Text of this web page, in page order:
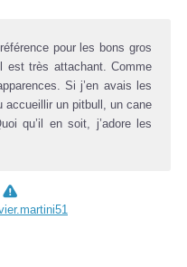
éférence pour les bons gros
est très attachant. Comme
Si j’en avais les
accueillir un pitbull, un cane
qu’il en soit, j’adore les